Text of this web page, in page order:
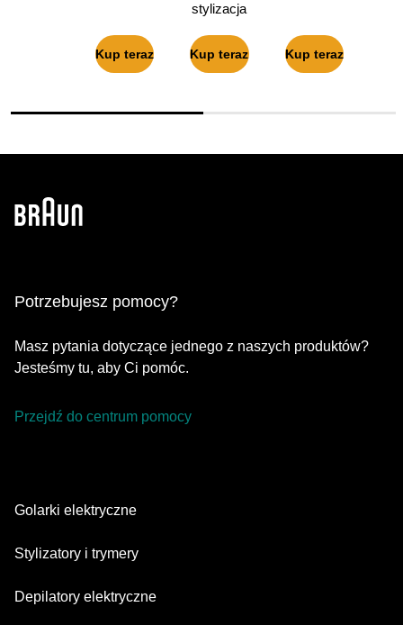
Kup teraz
stylizacja
Kup teraz Kup teraz
Potrzebujesz pomocy?
Masz pytania dotyczące jednego z naszych produktów?
Jesteśmy tu, aby Ci pomóc.
Przejdź do centrum pomocy
Golarki elektryczne
Series 9 Pro
Stylizatory i trymery
Trymer do brody
Depilatory elektryczne